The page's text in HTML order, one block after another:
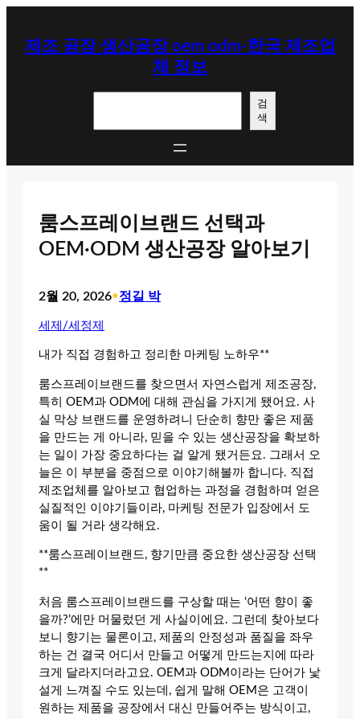
제조 공장 생산공장 oem odm-한국 제조업
체 정보
검
색
룸스프레이브랜드 선택과
OEM·ODM 생산공장 알아보기
2월 20, 2026•정길 박
세제/세정제
내가 직접 경험하고 정리한 마케팅 노하우**
룸스프레이브랜드를 찾으면서 자연스럽게 제조공장,
특히 OEM과 ODM에 대해 관심을 가지게 됐어요. 사
실 막상 브랜드를 운영하려니 단순히 향만 좋은 제품
을 만드는 게 아니라, 믿을 수 있는 생산공장을 확보하
는 일이 가장 중요하다는 걸 알게 됐거든요. 그래서 오
늘은 이 부분을 중점으로 이야기해볼까 합니다. 직접
제조업체를 알아보고 협업하는 과정을 경험하며 얻은
실질적인 이야기들이라, 마케팅 전문가 입장에서 도
움이 될 거라 생각해요.
**룸스프레이브랜드, 향기만큼 중요한 생산공장 선택
**
처음 룸스프레이브랜드를 구상할 때는 ‘어떤 향이 좋
을까?’에만 머물렀던 게 사실이에요. 그런데 찾아보다
보니 향기는 물론이고, 제품의 안정성과 품질을 좌우
하는 건 결국 어디서 만들고 어떻게 만드는지에 따라
크게 달라지더라고요. OEM과 ODM이라는 단어가 낯
설게 느껴질 수도 있는데, 쉽게 말해 OEM은 고객이
원하는 제품을 공장에서 대신 만들어주는 방식이고,